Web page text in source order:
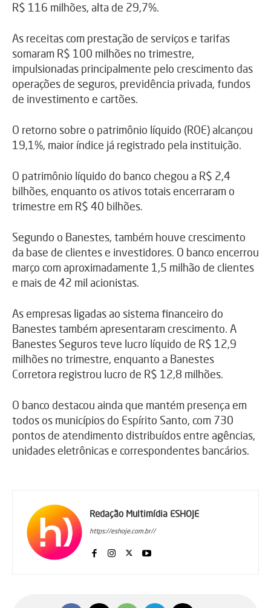
R$ 116 milhões, alta de 29,7%.
As receitas com prestação de serviços e tarifas
somaram R$ 100 milhões no trimestre,
impulsionadas principalmente pelo crescimento das
operações de seguros, previdência privada, fundos
de investimento e cartões.
O retorno sobre o patrimônio líquido (ROE) alcançou
19,1%, maior índice já registrado pela instituição.
O patrimônio líquido do banco chegou a R$ 2,4
bilhões, enquanto os ativos totais encerraram o
trimestre em R$ 40 bilhões.
Segundo o Banestes, também houve crescimento
da base de clientes e investidores. O banco encerrou
março com aproximadamente 1,5 milhão de clientes
e mais de 42 mil acionistas.
As empresas ligadas ao sistema financeiro do
Banestes também apresentaram crescimento. A
Banestes Seguros teve lucro líquido de R$ 12,9
milhões no trimestre, enquanto a Banestes
Corretora registrou lucro de R$ 12,8 milhões.
O banco destacou ainda que mantém presença em
todos os municípios do Espírito Santo, com 730
pontos de atendimento distribuídos entre agências,
unidades eletrônicas e correspondentes bancários.
Redação Multimídia ESHOJE
https://eshoje.com.br//